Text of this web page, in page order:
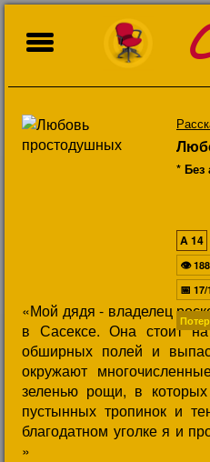
* Без
«Мой дядя - владелец
в Сасексе. Она стоит
обширных полей и
окружают
зеленью рощи, в
пустынных тропинок и
благодатном уголке я и
»
A14
👁
📅 17/